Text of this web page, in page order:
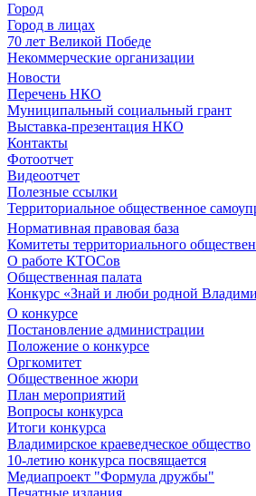
Город
Город в лицах
70 лет Великой Победе
Некоммерческие организации
Новости
Перечень НКО
Муниципальный социальный грант
Выставка-презентация НКО
Контакты
Фотоотчет
Видеоотчет
Полезные ссылки
Территориальное общественное
Нормативная правовая база
Комитеты территориального
О работе КТОСов
Общественная палата
Конкурс «Знай и люби родной
О конкурсе
Постановление администрации
Положение о конкурсе
Оргкомитет
Общественное жюри
План мероприятий
Вопросы конкурса
Итоги конкурса
Владимирское краеведческое общество
10-летию конкурса посвящается
Медиапроект "Формула дружбы"
Печатные издания